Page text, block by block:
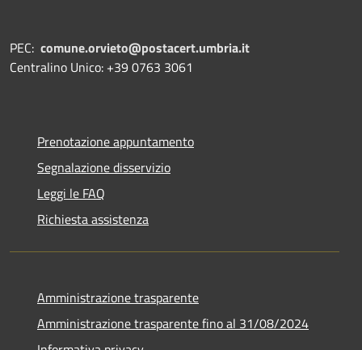
PEC: comune.orvieto@postacert.umbria.it
Centralino Unico: +39 0763 3061
Prenotazione appuntamento
Segnalazione disservizio
Leggi le FAQ
Richiesta assistenza
Amministrazione trasparente
Amministrazione trasparente fino al 31/08/2024